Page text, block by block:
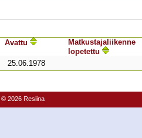
Avattu
Matkustaja­liikenne
lopetettu
25.06.1978
© 2026 Resiina